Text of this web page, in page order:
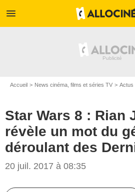
menu
Accueil News cinéma, films et séries TV Actus
Star Wars 8 : Rian
révèle un mot du
déroulant des
20 juil. 2017 à 08:35